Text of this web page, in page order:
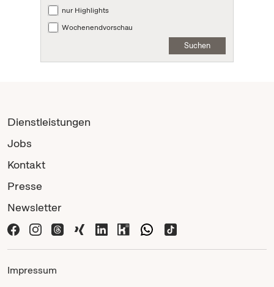
nur Highlights
Wochenendvorschau
Suchen
Dienstleistungen
Jobs
Kontakt
Presse
Newsletter
Impressum